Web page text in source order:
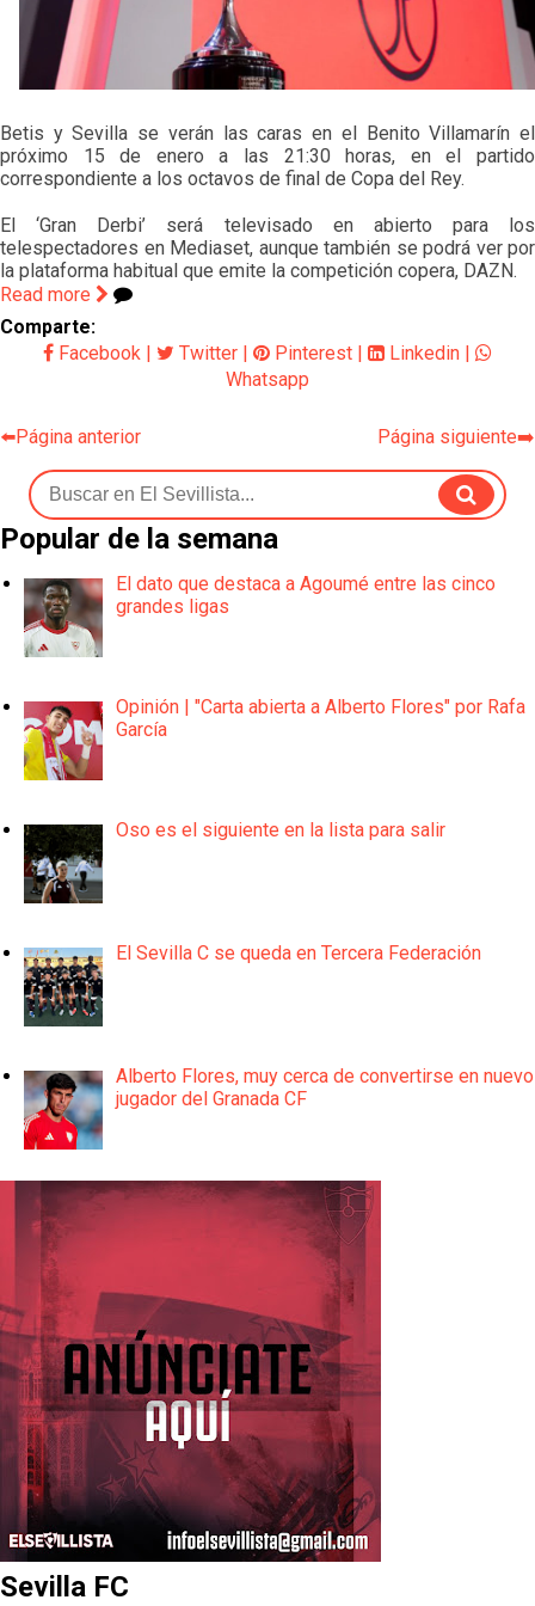
Vargas y Sow se incorporan al grupo en la sesión
del martes
Odysseas Vlachodimos: “El objetivo es mejorar la
El Sevilla FC empieza a inscribir a los nuevos
fichajes
Opinión | "Carta abierta a Alberto Flores" por Rafa
García
Betis y Sevilla se verán las caras en el Benito Villamarín el
próximo 15 de enero a las 21:30 horas, en el partido
correspondiente a los octavos de final de Copa del Rey.
El ‘Gran Derbi’ será televisado en abierto para los
telespectadores en Mediaset, aunque también se podrá ver por
la plataforma habitual que emite la competición copera, DAZN.
Read more
Comparte:
Facebook | Twitter | Pinterest | Linkedin |
Whatsapp
⬅️Página anterior Página siguiente➡️
Popular de la semana
El dato que destaca a Agoumé entre las cinco
grandes ligas
Opinión | "Carta abierta a Alberto Flores" por Rafa
García
Oso es el siguiente en la lista para salir
El Sevilla C se queda en Tercera Federación
Alberto Flores, muy cerca de convertirse en nuevo
jugador del Granada CF
Sevilla FC